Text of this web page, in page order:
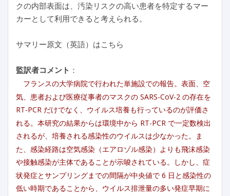
クの内部表面は、汚染リスクの高い患者を特定するマー
カーとして利用できると考えられる。
サマリー原文（英語）はこちら
監訳者コメント ：
フランスの大学病院で行われた単施設での報告。表面、空
気、患者および医療従事者のマスクの SARS-CoV-2 の存在を
RT-PCR だけでなく、ウイルス培養も行っているのが評価さ
れる。本研究の結果からは環境中から RT-PCR で一定数検出
されるが、培養される感染性のウイルスは少なかった。ま
た、感染経路は空気感染（エアロゾル感染）よりも飛沫感染
や接触感染が主体であることが示唆されている。しかし、症
状発症とサンプリングまでの間隔が中央値で 6 日と感染性の
低い時期であることから、ウイルス排泄量の多い発症早期に